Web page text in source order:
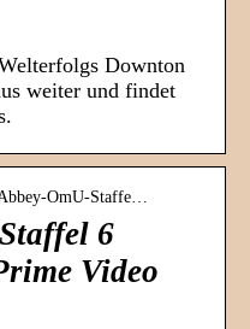
Downton
weiter und findet
OmU-Staffe…
6
Video